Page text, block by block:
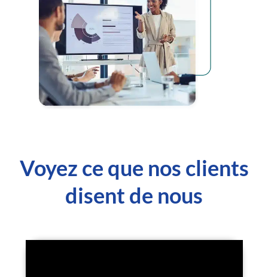
Voyez ce que nos clients
disent de nous